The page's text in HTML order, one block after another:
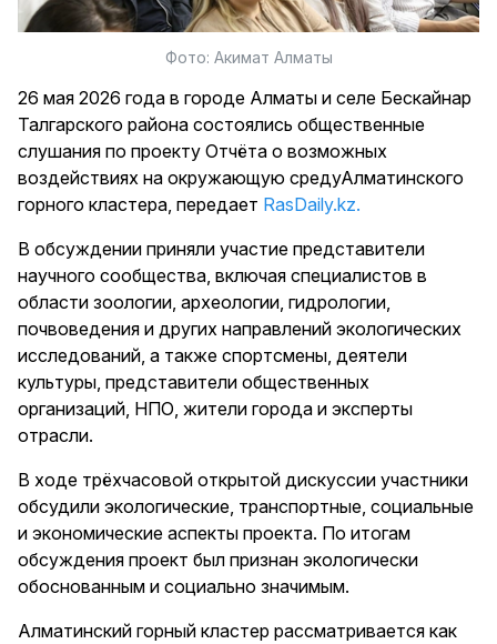
Фото: Акимат Алматы
26 мая 2026 года в городе Алматы и селе Бескайнар
Талгарского района состоялись общественные
слушания по проекту Отчёта о возможных
воздействиях на окружающую средуАлматинского
горного кластера, передает RasDaily.kz.
В обсуждении приняли участие представители
научного сообщества, включая специалистов в
области зоологии, археологии, гидрологии,
почвоведения и других направлений экологических
исследований, а также спортсмены, деятели
культуры, представители общественных
организаций, НПО, жители города и эксперты
отрасли.
В ходе трёхчасовой открытой дискуссии участники
обсудили экологические, транспортные, социальные
и экономические аспекты проекта. По итогам
обсуждения проект был признан экологически
обоснованным и социально значимым.
Алматинский горный кластер рассматривается как